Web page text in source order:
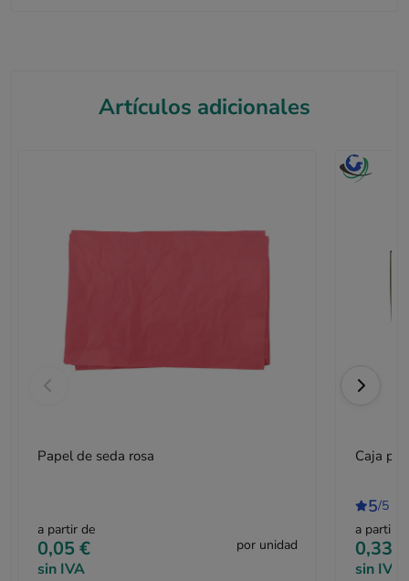
Artículos adicionales
Papel de seda rosa
a partir de
0,05 €
sin IVA
por unidad
Caja
5/5
a partir
0,33 €
sin IVA